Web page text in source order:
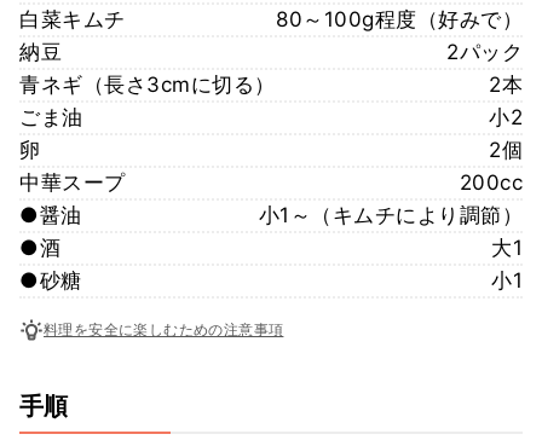
白菜キムチ
80～100g程度（好みで）
納豆
2パック
青ネギ（長さ3cmに切る）
2本
ごま油
小2
卵
2個
中華スープ
200cc
●醤油
小1～（キムチにより調節）
●酒
大1
●砂糖
小1
料理を安全に楽しむための注意事項
手順